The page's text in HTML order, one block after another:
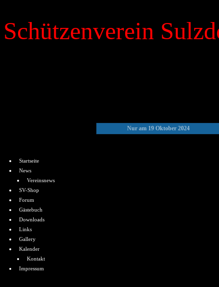
Schützenverein
Startseite
News
Vereinsnews
SV-Shop
Forum
Gästebuch
Downloads
Links
Gallery
Kalender
Kontakt
Impressum
Nur am 19 Oktober 2024